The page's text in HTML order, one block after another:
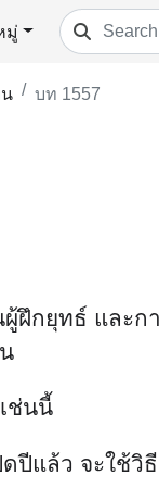
มู่
บท 1557
ฝึกยุทธ์ และก
ช่นนี้
ปีแล้ว จะใช้วิ